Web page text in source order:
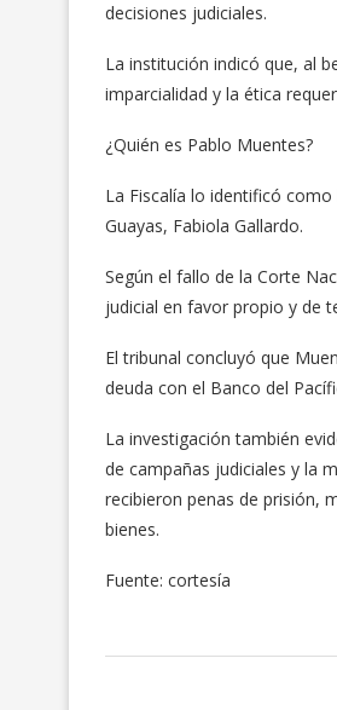
decisiones judiciales.
La institución indicó que, al
imparcialidad y la ética
¿Quién es Pablo Muentes?
La Fiscalía lo identificó
Guayas, Fabiola Gallardo.
Según el fallo de la Corte
judicial en favor propio y de
El tribunal concluyó que
deuda con el Banco del
La investigación también
de campañas judiciales y la
recibieron penas de prisión,
bienes.
Fuente: cortesía